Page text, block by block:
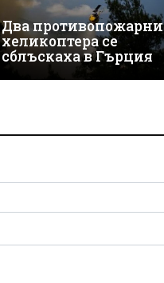
Два противопожарни
хеликоптера се
сблъскаха в Гърция